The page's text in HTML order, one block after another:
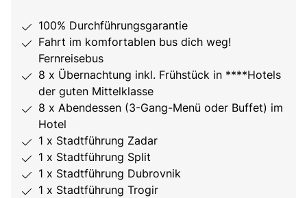
100% Durchführungsgarantie
Fahrt im komfortablen bus dich weg!
Fernreisebus
8 x Übernachtung inkl. Frühstück in ****Hotels
der guten Mittelklasse
8 x Abendessen (3-Gang-Menü oder Buffet) im
Hotel
1 x Stadtführung Zadar
1 x Stadtführung Split
1 x Stadtführung Dubrovnik
1 x Stadtführung Trogir